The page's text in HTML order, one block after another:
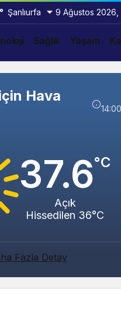
Şanlıurfa 9 Ağustos 2026,
Sağlık Yaşam
Hava
14:00
37.6°C
Açık
Hissedilen 36°C
Fazla DetayMutlu Günü!